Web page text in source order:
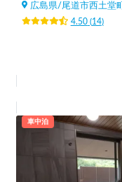
広島県/尾道市西土堂町
4.50(14)
車中泊